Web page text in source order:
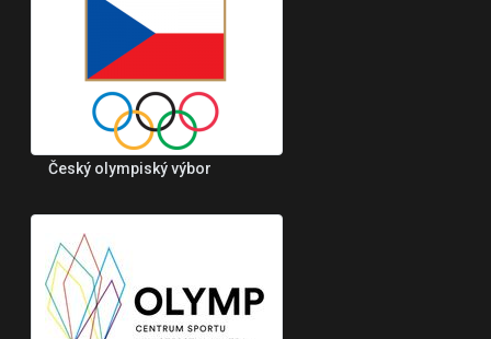
Český olympiský výbor